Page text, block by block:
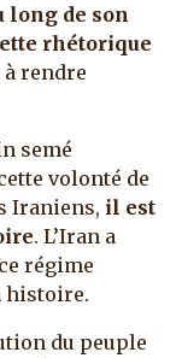
long de son
rhétorique
à rendre
semé
volonté de
Iraniens, il est
. L’Iran a
régime
histoire.
du peuple